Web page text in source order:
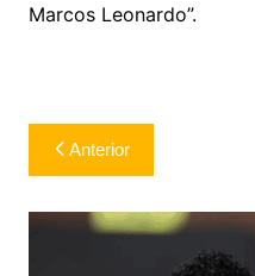
Marcos Leonardo”.
Navegação
de
Post
Anterior